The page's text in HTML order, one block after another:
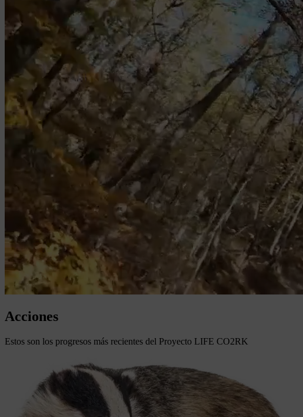
Acciones
Estos son los progresos más recientes del Proyecto LIFE CO2RK